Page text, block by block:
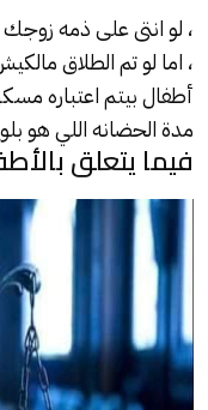
، لو انتى على ذمه زوجك
، اما لو تمالطلاق
أطفال بيتم اعتباره
مدة الحضانه اللي هو بلوغ
فيما يتعلق